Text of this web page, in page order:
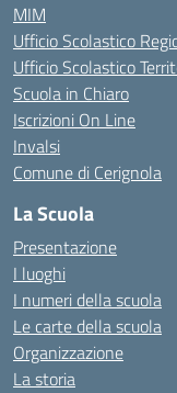
MIM
Ufficio Scolastico
Ufficio Scolastico
Scuola in Chiaro
Iscrizioni On Line
Invalsi
Comune di Cerignola
La Scuola
Presentazione
I luoghi
I numeri della scuola
Le carte della scuola
Organizzazione
La storia